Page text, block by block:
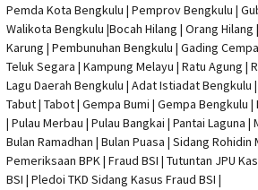
Pemda Kota Bengkulu | Pemprov Bengkulu |
Walikota Bengkulu |Bocah Hilang | Orang Hilang |
Karung | Pembunuhan Bengkulu | Gading
Teluk Segara | Kampung Melayu | Ratu Agung |
Lagu Daerah Bengkulu | Adat Istiadat Bengkulu
Tabut | Tabot | Gempa Bumi | Gempa Bengkulu |
| Pulau Merbau | Pulau Bangkai | Pantai Laguna
Bulan Ramadhan | Bulan Puasa | Sidang Rohidin
Pemeriksaan BPK | Fraud BSI | Tutuntan JPU
BSI | Pledoi TKD Sidang Kasus Fraud BSI |